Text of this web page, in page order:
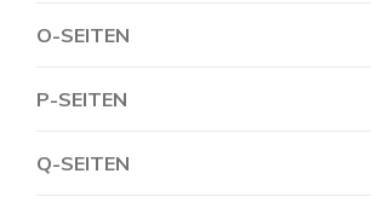
O-SEITEN
P-SEITEN
Q-SEITEN